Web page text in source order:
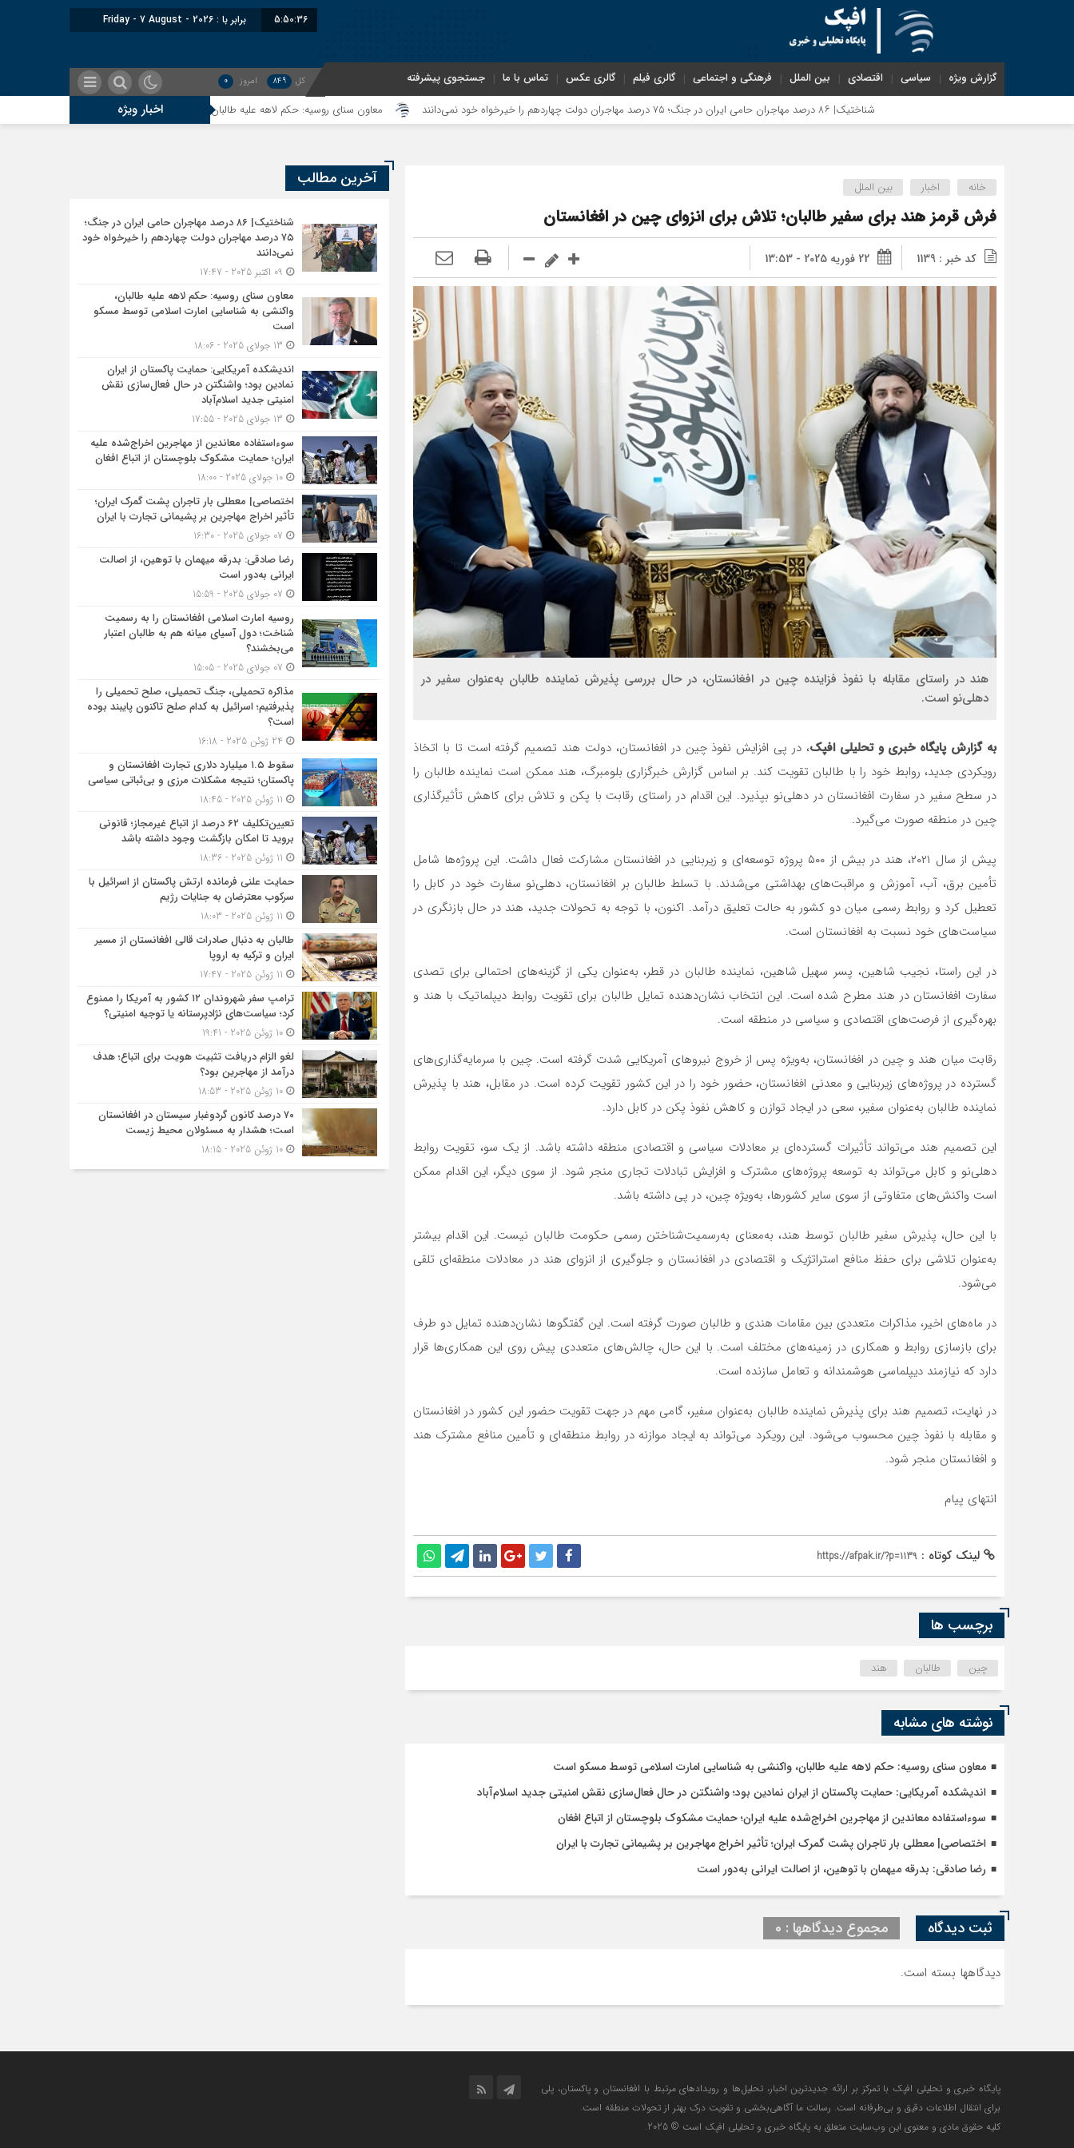
5:50:37 برابر با : Friday - 7 August - 2026
گزارش ویژه سیاسی اقتصادی بین الملل فرهنگی و اجتماعی گالری فیلم گالری عکس تماس با ما جستجوی پیشرفته کل 849 امروز 0
اخبار ویژه
معاون سنای روسیه: حکم لاهه علیه طالبان، واکنشی به شناسایی امارت اسلامی توسط مسکو است
خانه اخبار بین الملل
فرش قرمز هند برای سفیر طالبان؛ تلاش برای انزوای چین در افغانستان
کد خبر : 1139 22 فوریه 2025 - 13:53
هند در راستای مقابله با نفوذ فزاینده چین در افغانستان، در حال بررسی پذیرش نماینده طالبان به‌عنوان سفیر در
دهلی‌نو است.
به گزارش پایگاه خبری و تحلیلی افپک، در پی افزایش نفوذ چین در افغانستان، دولت هند تصمیم گرفته است تا با اتخاذ
رویکردی جدید، روابط خود را با طالبان تقویت کند. بر اساس گزارش خبرگزاری بلومبرگ، هند ممکن است نماینده طالبان را
در سطح سفیر در سفارت افغانستان در دهلی‌نو بپذیرد. این اقدام در راستای رقابت با پکن و تلاش برای کاهش تأثیرگذاری
چین در منطقه صورت می‌گیرد.
پیش از سال ۲۰۲۱، هند در بیش از ۵۰۰ پروژه توسعه‌ای و زیربنایی در افغانستان مشارکت فعال داشت. این پروژه‌ها شامل
تأمین برق، آب، آموزش و مراقبت‌های بهداشتی می‌شدند. با تسلط طالبان بر افغانستان، دهلی‌نو سفارت خود در کابل را
تعطیل کرد و روابط رسمی میان دو کشور به حالت تعلیق درآمد. اکنون، با توجه به تحولات جدید، هند در حال بازنگری در
سیاست‌های خود نسبت به افغانستان است.
در این راستا، نجیب شاهین، پسر سهیل شاهین، نماینده طالبان در قطر، به‌عنوان یکی از گزینه‌های احتمالی برای تصدی
سفارت افغانستان در هند مطرح شده است. این انتخاب نشان‌دهنده تمایل طالبان برای تقویت روابط دیپلماتیک با هند و
بهره‌گیری از فرصت‌های اقتصادی و سیاسی در منطقه است.
رقابت میان هند و چین در افغانستان، به‌ویژه پس از خروج نیروهای آمریکایی شدت گرفته است. چین با سرمایه‌گذاری‌های
گسترده در پروژه‌های زیربنایی و معدنی افغانستان، حضور خود را در این کشور تقویت کرده است. در مقابل، هند با پذیرش
نماینده طالبان به‌عنوان سفیر، سعی در ایجاد توازن و کاهش نفوذ پکن در کابل دارد.
این تصمیم هند می‌تواند تأثیرات گسترده‌ای بر معادلات سیاسی و اقتصادی منطقه داشته باشد. از یک سو، تقویت روابط
دهلی‌نو و کابل می‌تواند به توسعه پروژه‌های مشترک و افزایش تبادلات تجاری منجر شود. از سوی دیگر، این اقدام ممکن
است واکنش‌های متفاوتی از سوی سایر کشورها، به‌ویژه چین، در پی داشته باشد.
با این حال، پذیرش سفیر طالبان توسط هند، به‌معنای به‌رسمیت‌شناختن رسمی حکومت طالبان نیست. این اقدام بیشتر
به‌عنوان تلاشی برای حفظ منافع استراتژیک و اقتصادی در افغانستان و جلوگیری از انزوای هند در معادلات منطقه‌ای تلقی
می‌شود.
در ماه‌های اخیر، مذاکرات متعددی بین مقامات هندی و طالبان صورت گرفته است. این گفتگوها نشان‌دهنده تمایل دو طرف
برای بازسازی روابط و همکاری در زمینه‌های مختلف است. با این حال، چالش‌های متعددی پیش روی این همکاری‌ها قرار
دارد که نیازمند دیپلماسی هوشمندانه و تعامل سازنده است.
در نهایت، تصمیم هند برای پذیرش نماینده طالبان به‌عنوان سفیر، گامی مهم در جهت تقویت حضور این کشور در افغانستان
و مقابله با نفوذ چین محسوب می‌شود. این رویکرد می‌تواند به ایجاد موازنه در روابط منطقه‌ای و تأمین منافع مشترک هند
و افغانستان منجر شود.
انتهای پیام
لینک کوتاه : https://afpak.ir/?p=1139
برچسب ها
چین طالبان هند
نوشته های مشابه
معاون سنای روسیه: حکم لاهه علیه طالبان، واکنشی به شناسایی امارت اسلامی توسط مسکو است
اندیشکده آمریکایی: حمایت پاکستان از ایران نمادین بود؛ واشنگتن در حال فعال‌سازی نقش امنیتی جدید اسلام‌آباد
سوءاستفاده معاندین از مهاجرین اخراج‌شده علیه ایران؛ حمایت مشکوک بلوچستان از اتباع افغان
اختصاصی| معطلی بار تاجران پشت گمرک ایران؛ تأثیر اخراج مهاجرین بر پشیمانی تجارت با ایران
رضا صادقی: بدرقه میهمان با توهین، از اصالت ایرانی به‌دور است
ثبت دیدگاه مجموع دیدگاهها : 0
دیدگاهها بسته است.
آخرین مطالب
شناختیک| ۸۶ درصد مهاجران حامی ایران در جنگ؛
۷۵ درصد مهاجران دولت چهاردهم را خیرخواه خود
نمی‌دانند
معاون سنای روسیه: حکم لاهه علیه طالبان،
واکنشی به شناسایی امارت اسلامی توسط مسکو
است
اندیشکده آمریکایی: حمایت پاکستان از ایران
نمادین بود؛ واشنگتن در حال فعال‌سازی نقش
امنیتی جدید اسلام‌آباد
سوءاستفاده معاندین از مهاجرین اخراج‌شده علیه
ایران؛ حمایت مشکوک بلوچستان از اتباع افغان
10 جولای 2025 - 18:00
اختصاصی| معطلی بار تاجران پشت گمرک ایران؛
تأثیر اخراج مهاجرین بر پشیمانی تجارت با ایران
رضا صادقی: بدرقه میهمان با توهین، از اصالت
ایرانی به‌دور است
روسیه امارت اسلامی افغانستان را به رسمیت
شناخت؛ دول آسیای میانه هم به طالبان اعتبار
می‎‌بخشند؟
مذاکره تحمیلی، جنگ تحمیلی، صلح تحمیلی را
پذیرفتیم؛ اسرائیل به کدام صلح تاکنون پایبند بوده
است؟
سقوط ۱.۵ میلیارد دلاری تجارت افغانستان و
پاکستان؛ نتیجه مشکلات مرزی و بی‌ثباتی سیاسی
تعیین‌تکلیف ۶۲ درصد از اتباع غیرمجاز؛ قانونی
بروید تا امکان بازگشت وجود داشته باشد
حمایت علنی فرمانده ارتش پاکستان از اسرائیل با
سرکوب معترضان به جنایات رژیم
طالبان به دنبال صادرات قالی افغانستان از مسیر
ایران و ترکیه به اروپا
ترامپ سفر شهروندان ۱۲ کشور به آمریکا را ممنوع
کرد؛ سیاست‌های نژادپرستانه یا توجیه امنیتی؟
10 ژوئن 2025 - 19:41
لغو الزام دریافت تثبیت هویت برای اتباع؛ هدف
درآمد از مهاجرین بود؟
10 ژوئن 2025 - 18:53
۷۰ درصد کانون گردوغبار سیستان در افغانستان
است؛ هشدار به مسئولان محیط زیست
10 ژوئن 2025 - 18:15
پایگاه خبری و تحلیلی افپک با تمرکز بر ارائه جدیدترین اخبار، تحلیل‌ها و رویدادهای مرتبط با افغانستان و پاکستان، پلی
برای انتقال اطلاعات دقیق و بی‌طرفانه است. رسالت ما آگاهی‌بخشی و تقویت درک بهتر از تحولات منطقه است.
کلیه حقوق مادی و معنوی این وب‌سایت متعلق به پایگاه خبری و تحلیلی افپک است © 2025.